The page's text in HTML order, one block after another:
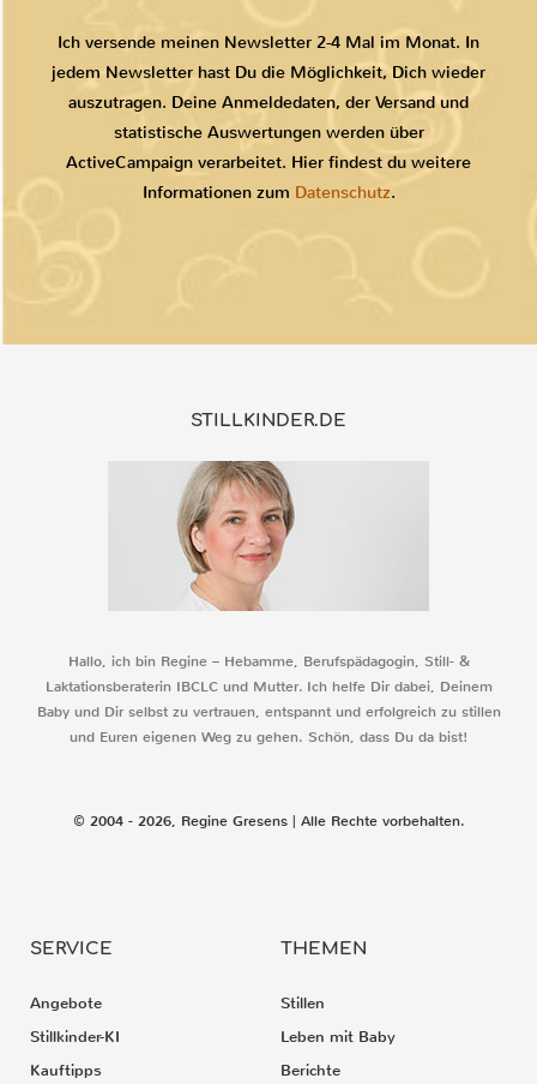
Ich versende meinen Newsletter 2-4 Mal im Monat. In
jedem Newsletter hast Du die Möglichkeit, Dich wieder
auszutragen. Deine Anmeldedaten, der Versand und
statistische Auswertungen werden über
ActiveCampaign verarbeitet. Hier findest du weitere
Informationen zum Datenschutz.
STILLKINDER.DE
Hallo, ich bin Regine – Hebamme, Berufspädagogin, Still- &
Laktationsberaterin IBCLC und Mutter. Ich helfe Dir dabei, Deinem
Baby und Dir selbst zu vertrauen, entspannt und erfolgreich zu stillen
und Euren eigenen Weg zu gehen. Schön, dass Du da bist!
© 2004 - 2026, Regine Gresens | Alle Rechte vorbehalten.
SERVICE
Angebote
Stillkinder-KI
Kauftipps
THEMEN
Stillen
Leben mit Baby
Berichte